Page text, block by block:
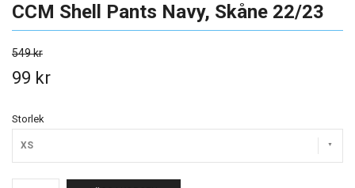
CCM Shell Pants Navy, Skåne 22/23
549 kr
99 kr
Storlek
XS